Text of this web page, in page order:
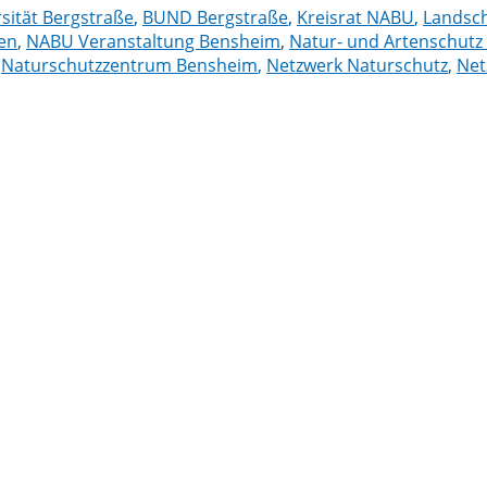
Bergstraße, BUND Bergstraße, Kreisrat NABU,
, NABU Veranstaltung Bensheim, Natur- und
Naturschutzzentrum Bensheim, Netzwerk Naturschutz,